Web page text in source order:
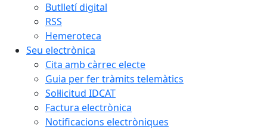
Butlletí digital
RSS
Hemeroteca
Seu electrònica
Cita amb càrrec electe
Guia per fer tràmits telemàtics
Sol·licitud IDCAT
Factura electrònica
Notificacions electròniques